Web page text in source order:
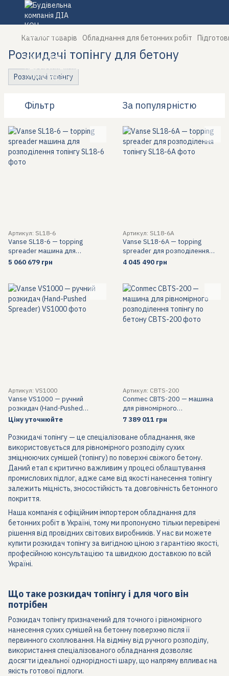
Каталог товарів Обладнання для бетонних робіт
Розкидачі топінгу для бетону
Розкидачі топінгу
Фільтр За популярністю
Артикул: SL18-6
Vanse SL18-6 — topping
spreader машина для
розподілення топінгу
5 060 679 грн
Артикул: SL18-6A
Vanse SL18-6A — topping
spreader для розподілення
топінгу
4 045 490 грн
Артикул: VS1000
Vanse VS1000 — ручний
розкидач (Hand-Pushed
Spreader)
Ціну уточнюйте
Артикул: CBTS-200
Conmec CBTS-200 — машина
для рівномірного
розподілення топінгу по
7 389 011 грн
Розкидачі топінгу — це спеціалізоване обладнання, яке
використовується для рівномірного розподілу сухих
зміцнюючих сумішей (топінгу) по поверхні свіжого бетону.
Даний етап є критично важливим у процесі облаштування
промислових підлог, адже саме від якості нанесення топінгу
залежить міцність, зносостійкість та довговічність бетонного
покриття.
Наша компанія є офіційним імпортером обладнання для
бетонних робіт в Україні, тому ми пропонуємо тільки перевірені
рішення від провідних світових виробників. У нас ви можете
купити розкидач топінгу за вигідною ціною з гарантією якості,
професійною консультацією та швидкою доставкою по всій
Україні.
Що таке розкидач топінгу і для чого він
потрібен
Розкидач топінгу призначений для точного і рівномірного
нанесення сухих сумішей на бетонну поверхню після її
первинного схоплювання. На відміну від ручного розподілу,
використання спеціалізованого обладнання дозволяє
досягти ідеальної однорідності шару, що напряму впливає на
якість готової підлоги.